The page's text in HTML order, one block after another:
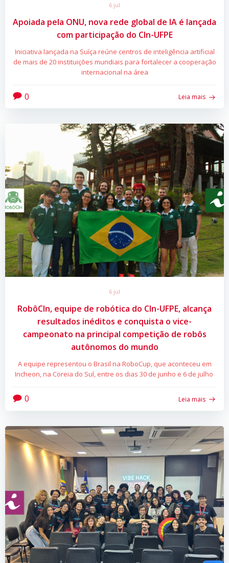
6 jul
Apoiada pela ONU, nova rede global de IA é lançada
com participação do CIn-UFPE
Iniciativa lançada na Suíça reúne centros de inteligência artificial
de mais de 20 instituições mundiais para fortalecer a cooperação
internacional na área
0 Leia mais
6 jul
RobôCIn, equipe de robótica do CIn-UFPE, alcança
resultados inéditos e conquista o vice-
campeonato na principal competição de robôs
autônomos do mundo
A equipe representou o Brasil na RoboCup, que aconteceu em
Incheon, na Coreia do Sul, entre os dias 30 de junho e 6 de julho
0 Leia mais